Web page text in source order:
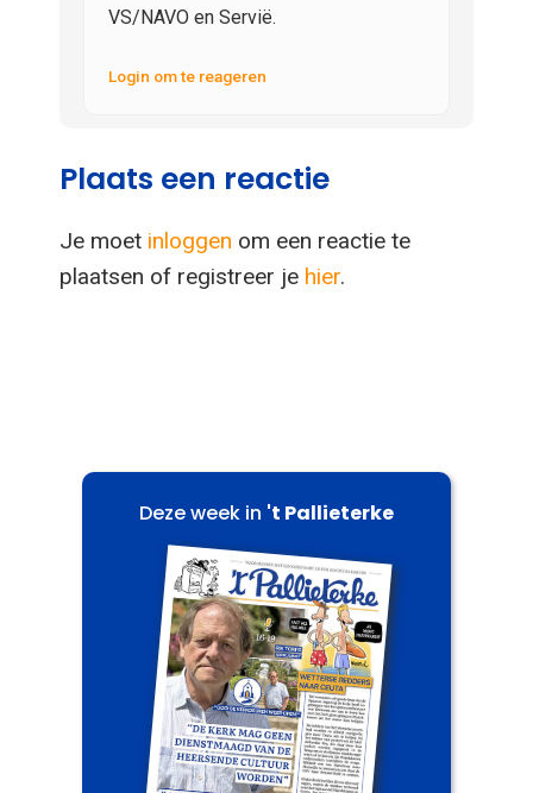
VS/NAVO en Servië.
Login om te reageren
Plaats een reactie
Je moet inloggen om een reactie te
plaatsen of registreer je hier.
Deze week in 't Pallieterke